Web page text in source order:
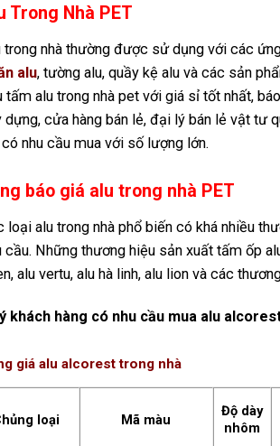
Trong Nhà PET
trong nhà thường được sử dụng với các
alu, tường alu, quầy kệ alu và các sản
tấm alu trong nhà pet với giá sỉ tốt nhất,
dựng, cửa hàng bán lẻ, đại lý bán lẻ vật tư
nhu cầu mua với số lượng lớn.
báo giá alu trong nhà PET
loại alu trong nhà phổ biến có khá nhiều
cầu. Những thương hiệu sản xuất tấm ốp
alu vertu, alu hà linh, alu lion và các
khách hàng có nhu cầu mua alu
giá alu alcorest trong nhà
loại Mã màu
Độ dày
nhôm